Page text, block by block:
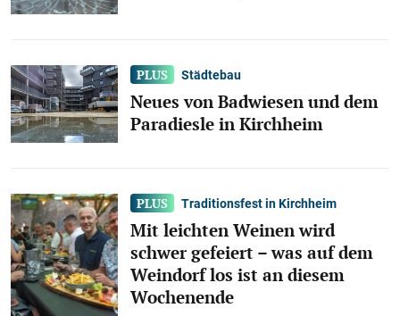
Städtebau
Neues von Badwiesen und dem
Paradiesle in Kirchheim
Traditionsfest in Kirchheim
Mit leichten Weinen wird
schwer gefeiert – was auf dem
Weindorf los ist an diesem
Wochenende